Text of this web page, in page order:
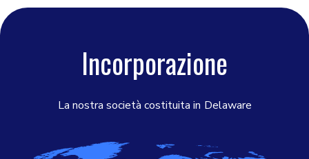
Incorporazione
La nostra società costituita in Delaware